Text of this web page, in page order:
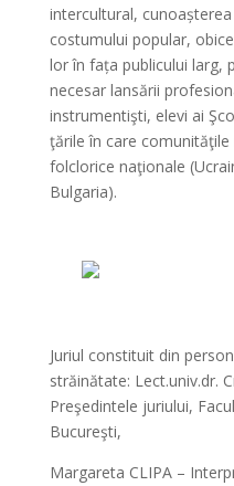
intercultural,
costumului popular,
lor în fața publicului larg,
necesar lansării
instrumentişti, elevi ai
ţările în care
folclorice naţionale
Bulgaria).
Juriul constituit din
străinătate: Lect.univ.dr.
Preşedintele juriului,
Bucureşti,
Margareta CLIPA –